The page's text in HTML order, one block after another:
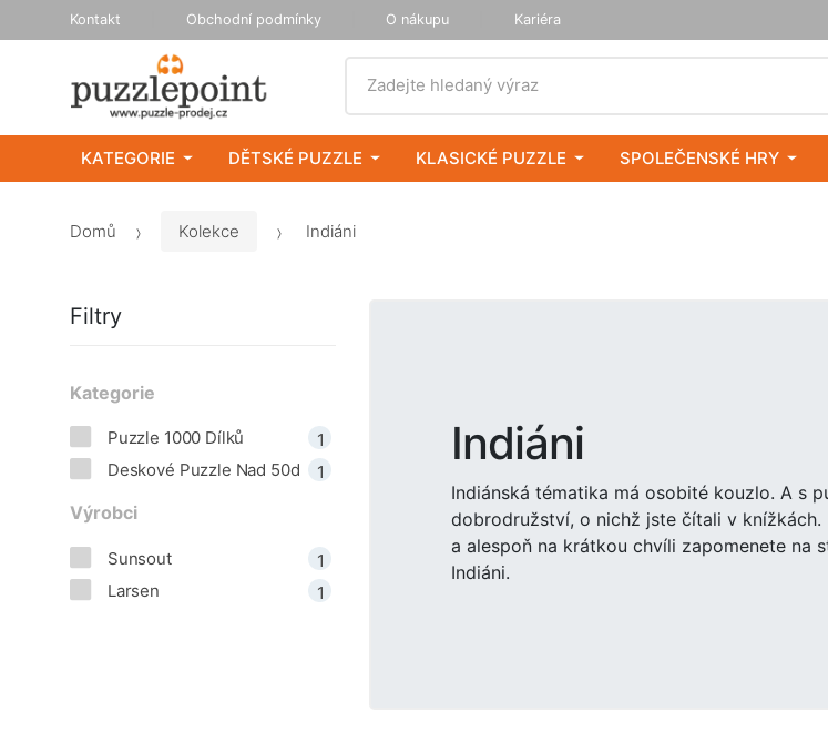
Kontakt Obchodní podmínky O nákupu Kariéra
Zadejte hledaný výraz
KATEGORIE DĚTSKÉ PUZZLE KLASICKÉ PUZZLE SPOLEČENSKÉ HRY
Domů Kolekce Indiáni
Indiáni
Indiánská tématika má osobité kouzlo. A s
dobrodružství, o nichž jste čítali v
a alespoň na krátkou chvíli zapomenete na
Indiáni.
Filtry
Kategorie
Puzzle 1000 Dílků
1
Deskové Puzzle Nad 50d
1
Výrobci
Sunsout
1
Larsen
1